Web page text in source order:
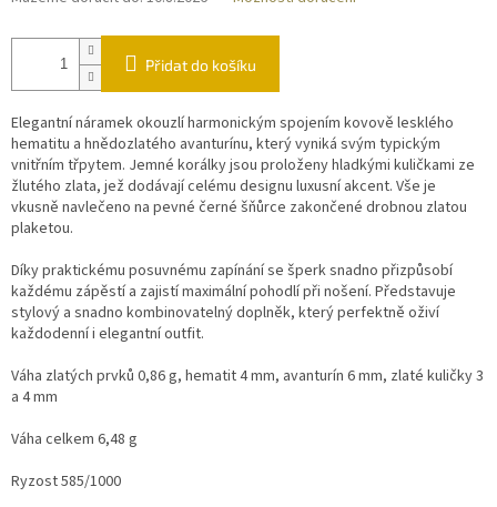
Přidat do košíku
Elegantní náramek okouzlí harmonickým spojením kovově lesklého
hematitu a hnědozlatého avanturínu, který vyniká svým typickým
vnitřním třpytem. Jemné korálky jsou proloženy hladkými kuličkami ze
žlutého zlata, jež dodávají celému designu luxusní akcent. Vše je
vkusně navlečeno na pevné černé šňůrce zakončené drobnou zlatou
plaketou.
Díky praktickému posuvnému zapínání se šperk snadno přizpůsobí
každému zápěstí a zajistí maximální pohodlí při nošení. Představuje
stylový a snadno kombinovatelný doplněk, který perfektně oživí
každodenní i elegantní outfit.
Váha zlatých prvků 0,86 g, hematit 4 mm, avanturín 6 mm, zlaté kuličky 3
a 4 mm
Váha celkem 6,48 g
Ryzost 585/1000